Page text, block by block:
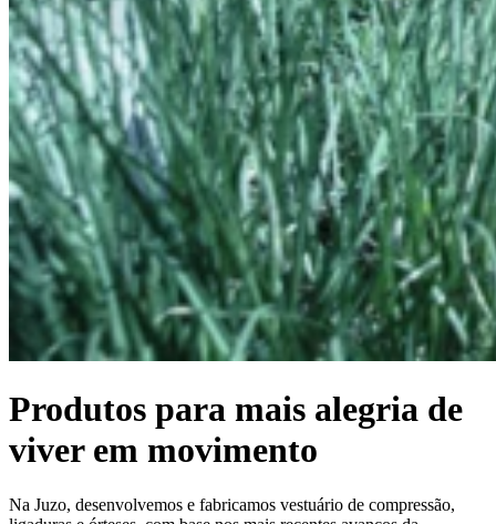
Produtos para mais alegria de
viver em movimento
Na Juzo, desenvolvemos e fabricamos vestuário de compressão,